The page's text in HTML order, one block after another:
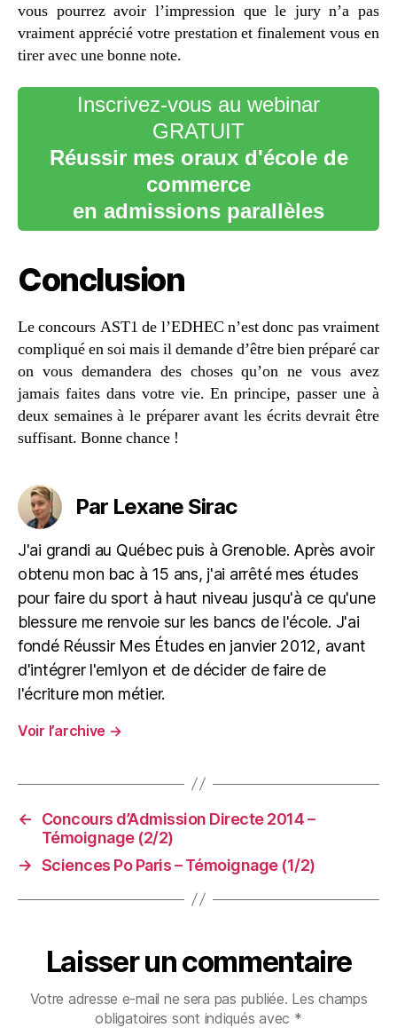
vous pourrez avoir l’impression que le jury n’a pas
vraiment apprécié votre prestation et finalement vous en
tirer avec une bonne note.
Inscrivez-vous au webinar
GRATUIT
Réussir mes oraux d'école de
commerce
en admissions parallèles
Conclusion
Le concours AST1 de l’EDHEC n’est donc pas vraiment
compliqué en soi mais il demande d’être bien préparé car
on vous demandera des choses qu’on ne vous avez
jamais faites dans votre vie. En principe, passer une à
deux semaines à le préparer avant les écrits devrait être
suffisant. Bonne chance !
Par Lexane Sirac
J'ai grandi au Québec puis à Grenoble. Après avoir
obtenu mon bac à 15 ans, j'ai arrêté mes études
pour faire du sport à haut niveau jusqu'à ce qu'une
blessure me renvoie sur les bancs de l'école. J'ai
fondé Réussir Mes Études en janvier 2012, avant
d'intégrer l'emlyon et de décider de faire de
l'écriture mon métier.
Voir l’archive →
←
Concours d’Admission Directe 2014 –
Témoignage (2/2)
→ Sciences Po Paris – Témoignage (1/2)
Laisser un commentaire
Votre adresse e-mail ne sera pas publiée. Les champs
obligatoires sont indiqués avec *